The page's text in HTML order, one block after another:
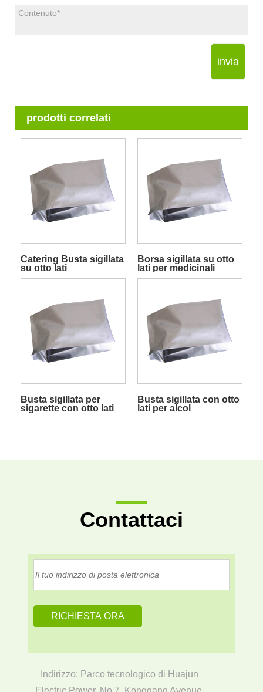
invia
prodotti correlati
Catering Busta sigillata
su otto lati
Borsa sigillata su otto
lati per medicinali
Busta sigillata per
sigarette con otto lati
Busta sigillata con otto
lati per alcol
Contattaci
Indirizzo: Parco tecnologico di Huajun